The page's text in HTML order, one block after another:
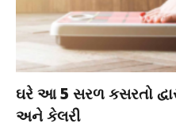
ઘરે આ 5 સરળ કસરતો
અને કેલરી